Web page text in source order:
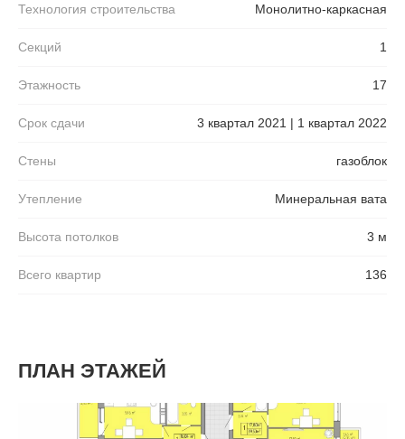
Технология строительства Монолитно-каркасная
Секций 1
Этажность 17
Срок сдачи 3 квартал 2021 | 1 квартал 2022
Стены газоблок
Утепление Минеральная вата
Высота потолков 3 м
Всего квартир 136
ПЛАН ЭТАЖЕЙ